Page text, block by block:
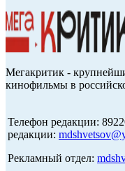
Мегакритик -
кинофильмы в
Телефон редакции:
редакции:
Рекламный отдел: